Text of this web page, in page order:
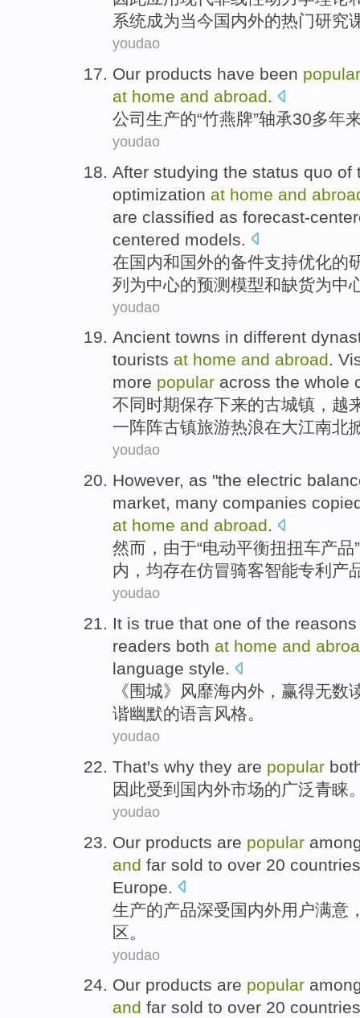
系统成为当今国内外的热门研究
youdao
Our products have been popular
at home and abroad.
公司 生产的“竹燕牌”轴承30多年
youdao
After studying the status quo of
optimization at home and
are classified as forecast-
centered models.
在国内和国外的备件支持优化的
列为中心的预测模型和缺货为中
youdao
Ancient towns in different
tourists at home and abroad.
more popular across the whole
不同时期保存下来的古城镇 ， 越
一阵阵古镇旅游热浪在大江南北
youdao
However, as "the electric
market, many companies
at home and abroad.
然而 ， 由于“电动平衡扭扭车产品”
内，均存在仿冒骑客智能专利 产
youdao
It is true that one of the
readers both at home and
language style.
《围城》
风靡海内外 ，赢得无数
谐幽默的语言风格。
youdao
That's why they are popular
因此受到 国内外市场的广泛青睐
youdao
Our products are popular
and far sold to over 20 countries
Europe
生产的产品深受国内外用户满意
区。
youdao
Our products are popular
and far sold to over 20 countries